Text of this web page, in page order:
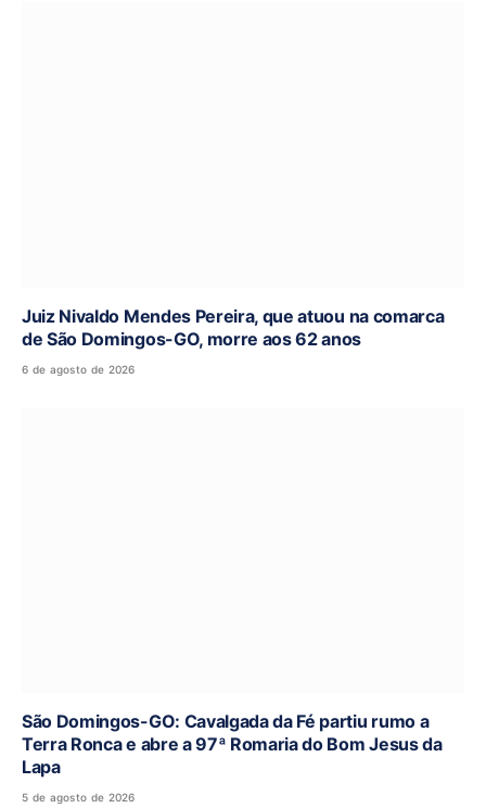
Juiz Nivaldo Mendes Pereira, que atuou na comarca
de São Domingos-GO, morre aos 62 anos
6 de agosto de 2026
São Domingos-GO: Cavalgada da Fé partiu rumo a
Terra Ronca e abre a 97ª Romaria do Bom Jesus da
Lapa
5 de agosto de 2026